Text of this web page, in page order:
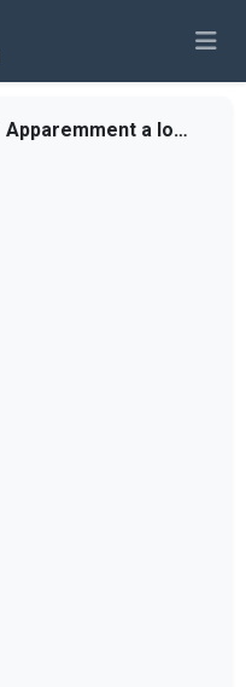
Apparemment a louer 1ère étage S+2